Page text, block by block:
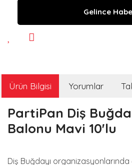
Gelince
Ürün Bilgisi Yorumlar
PartiPan Diş
Balonu Mavi 10'lu
Diş Buğdayı